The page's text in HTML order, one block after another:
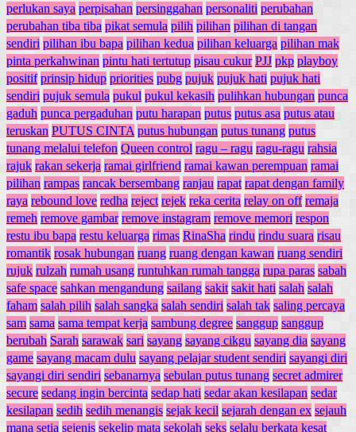
perlukan saya perpisahan persinggahan personaliti perubahan
perubahan tiba tiba pikat semula pilih pilihan pilihan di tangan
sendiri pilihan ibu bapa pilihan kedua pilihan keluarga pilihan mak
pinta perkahwinan pintu hati tertutup pisau cukur PJJ pkp playboy
positif prinsip hidup priorities pubg pujuk pujuk hati pujuk hati
sendiri pujuk semula pukul pukul kekasih pulihkan hubungan punca
gaduh punca pergaduhan putu harapan putus putus asa putus atau
teruskan PUTUS CINTA putus hubungan putus tunang putus
tunang melalui telefon Queen control ragu – ragu ragu-ragu rahsia
rajuk rakan sekerja ramai girlfriend ramai kawan perempuan ramai
pilihan rampas rancak bersembang ranjau rapat rapat dengan family
raya rebound love redha reject rejek reka cerita relay on off remaja
remeh remove gambar remove instagram remove memori respon
restu ibu bapa restu keluarga rimas RinaSha rindu rindu suara risau
romantik rosak hubungan ruang ruang dengan kawan ruang sendiri
rujuk rulzah rumah usang runtuhkan rumah tangga rupa paras sabah
safe space sahkan mengandung sailang sakit sakit hati salah salah
faham salah pilih salah sangka salah sendiri salah tak saling percaya
sam sama sama tempat kerja sambung degree sanggup sanggup
berubah Sarah sarawak sari sayang sayang cikgu sayang dia sayang
game sayang macam dulu sayang pelajar student sendiri sayangi diri
sayangi diri sendiri sebanarnya sebulan putus tunang secret admirer
secure sedang ingin bercinta sedap hati sedar akan kesilapan sedar
kesilapan sedih sedih menangis sejak kecil sejarah dengan ex sejauh
mana setia sejenis sekelip mata sekolah seks selalu berkata kesat